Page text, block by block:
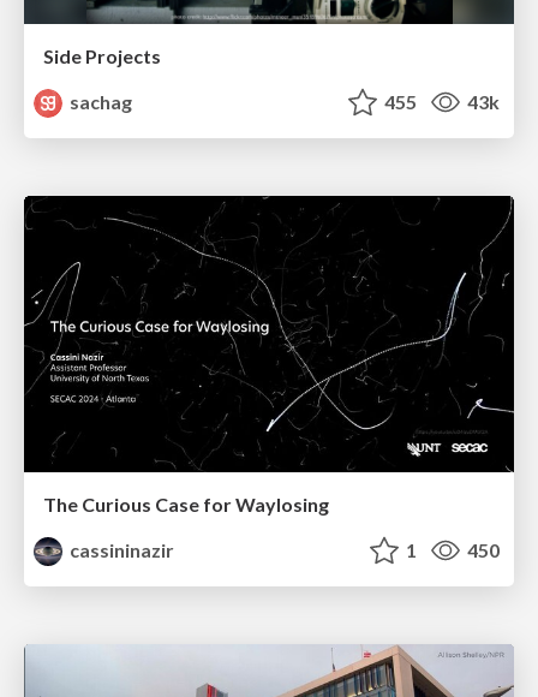
Side Projects
sachag
455 43k
The Curious Case for Waylosing
cassininazir
1 450